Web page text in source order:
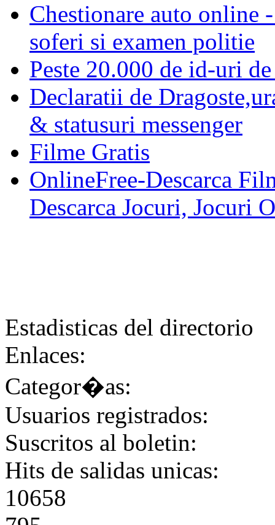
Chestionare auto online
soferi si examen politie
Peste 20.000 de id-uri
Declaratii de
& statusuri messenger
Filme Gratis
OnlineFree-Descarca
Descarca Jocuri, Jocuri
Estadisticas del directorio
Enlaces:
Categor�as:
Usuarios registrados:
Suscritos al boletin:
Hits de salidas unicas:
10658